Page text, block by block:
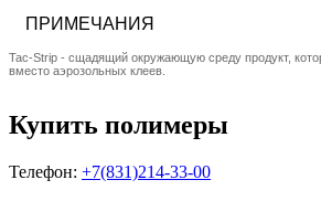
ПРИМЕЧАНИЯ
Tac-Strip - сщадящий окружающую среду продукт,
вместо аэрозольных клеев.
Купить полимеры
Телефон: +7(831)214-33-00